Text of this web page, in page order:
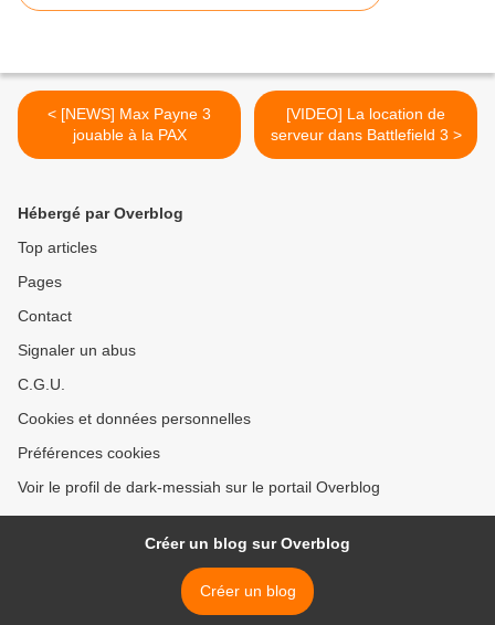
< [NEWS] Max Payne 3
jouable à la PAX
[VIDEO] La location de
serveur dans Battlefield 3 >
Hébergé par Overblog
Top articles
Pages
Contact
Signaler un abus
C.G.U.
Cookies et données personnelles
Préférences cookies
Voir le profil de dark-messiah sur le portail Overblog
Créer un blog sur Overblog
Créer un blog